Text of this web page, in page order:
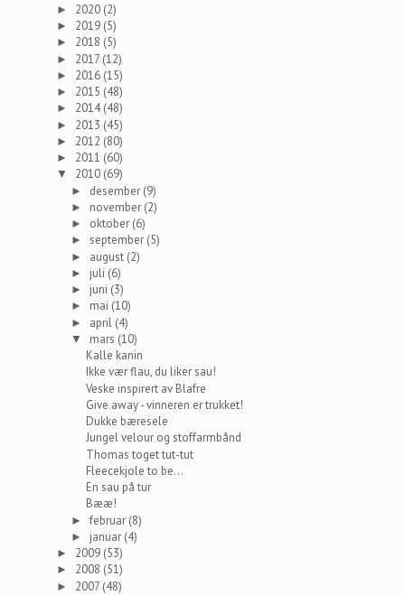
► 2020 (2)
► 2019 (5)
► 2018 (5)
► 2017 (12)
► 2016 (15)
► 2015 (48)
► 2014(48)
► 2013 (45)
► 2012 (80)
► 2011 (60)
▼ 2010 (69)
► desember (9)
► november (2)
► oktober (6)
►september (5)
► august (2)
► juli (6)
► juni (3)
► mai (10)
► april (4)
▼ mars (10)
Kalle kanin
Ikke vær flau, du liker sau!
Veske inspirert av Blafre
Give away - vinneren er trukket!
Dukke bæresele
Jungel velour og stoffarmbånd
Thomas toget tut-tut
Fleecekjole to be...
En sau på tur
Bææ!
►februar (8)
► januar (4)
► 2009 (53)
► 2008 (51)
► 2007 (48)